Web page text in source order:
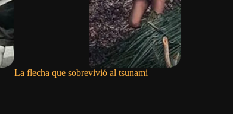
La flecha que sobrevivió al tsunami